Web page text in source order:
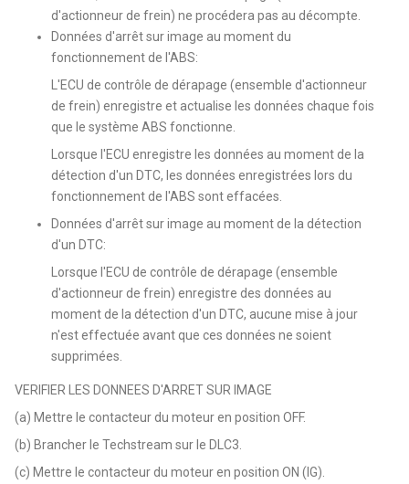
d'actionneur de frein) ne procédera pas au décompte.
Données d'arrêt sur image au moment du
fonctionnement de l'ABS:
L'ECU de contrôle de dérapage (ensemble d'actionneur
de frein) enregistre et actualise les données chaque fois
que le système ABS fonctionne.
Lorsque l'ECU enregistre les données au moment de la
détection d'un DTC, les données enregistrées lors du
fonctionnement de l'ABS sont effacées.
Données d'arrêt sur image au moment de la détection
d'un DTC:
Lorsque l'ECU de contrôle de dérapage (ensemble
d'actionneur de frein) enregistre des données au
moment de la détection d'un DTC, aucune mise à jour
n'est effectuée avant que ces données ne soient
supprimées.
VERIFIER LES DONNEES D'ARRET SUR IMAGE
(a) Mettre le contacteur du moteur en position OFF.
(b) Brancher le Techstream sur le DLC3.
(c) Mettre le contacteur du moteur en position ON (IG).